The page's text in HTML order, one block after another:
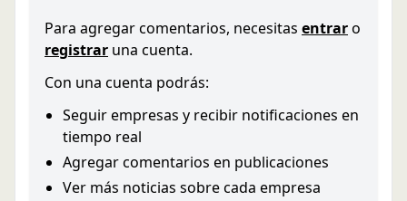
Para agregar comentarios, necesitas entraro
registrar una cuenta.
Con una cuenta podrás:
Seguir empresas y recibir notificaciones en
tiempo real
Agregar comentarios en publicaciones
Ver más noticias sobre cada empresa